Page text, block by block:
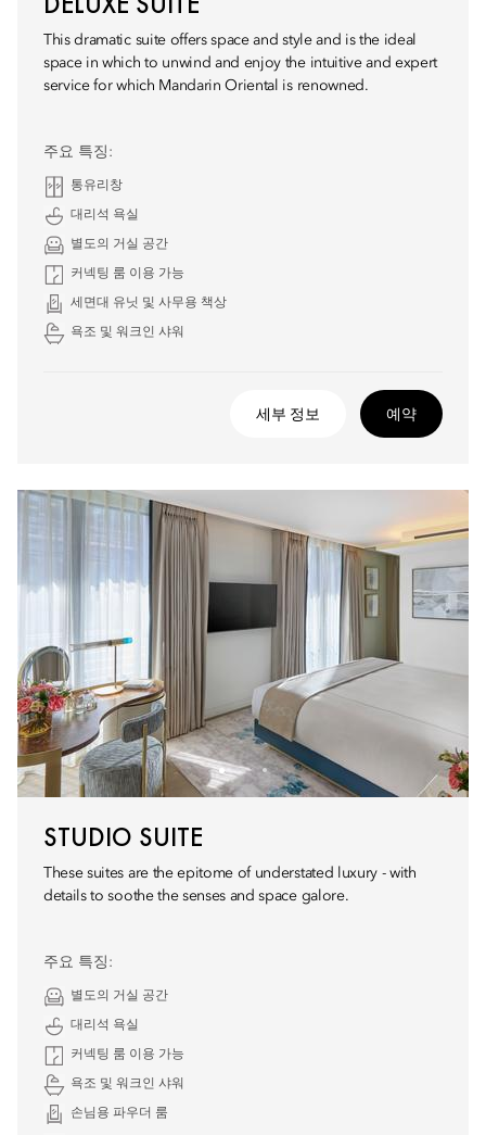
This dramatic suite offers space and style and is the ideal
space in which to unwind and enjoy the intuitive and expert
service for which Mandarin Oriental is renowned.
주요 특징:
통유리창
대리석 욕실
별도의 거실 공간
커넥팅 룸 이용 가능
세면대 유닛 및 사무용 책상
욕조 및 워크인 샤워
세부 정보 예약
STUDIO SUITE
These suites are the epitome of understated luxury - with
details to soothe the senses and space galore.
주요 특징:
별도의 거실 공간
대리석 욕실
커넥팅 룸 이용 가능
욕조 및 워크인 샤워
손님용 파우더 룸